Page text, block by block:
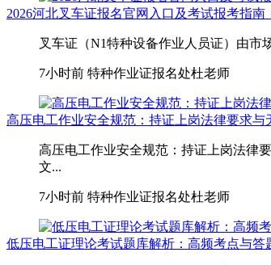
2026河北叉车证报名官网入口及考试报考指
叉车证（N1特种设备作业人员证）由市
7小时前 特种作业证报名处杜老师
高压电工作业安全规范：持证上岗法律要求与
高压电工作业安全规范：持证上岗法律
文...
7小时前 特种作业证报名处杜老师
低压电工证理论考试题库解析：高频考点与答